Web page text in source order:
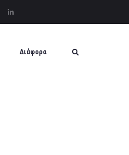
Διάφορα